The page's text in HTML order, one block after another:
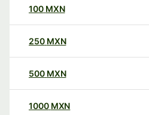
100 MXN
250 MXN
500 MXN
1000 MXN